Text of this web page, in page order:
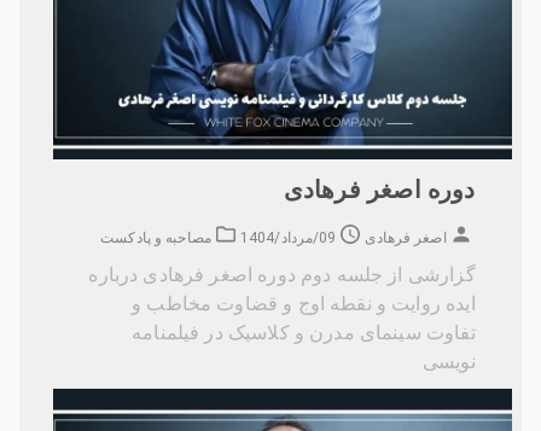
دوره اصغر فرهادی
اصغر فرهادی 09/مرداد/1404 مصاحبه و پادکست
گزارشی از جلسه دوم دوره اصغر فرهادی درباره
ایده روایت و نقطه اوج و قضاوت مخاطب و
تفاوت سینمای مدرن و کلاسیک در فیلمنامه
نویسی